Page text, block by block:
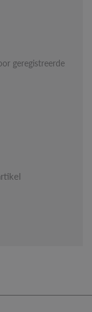
geregistreerde